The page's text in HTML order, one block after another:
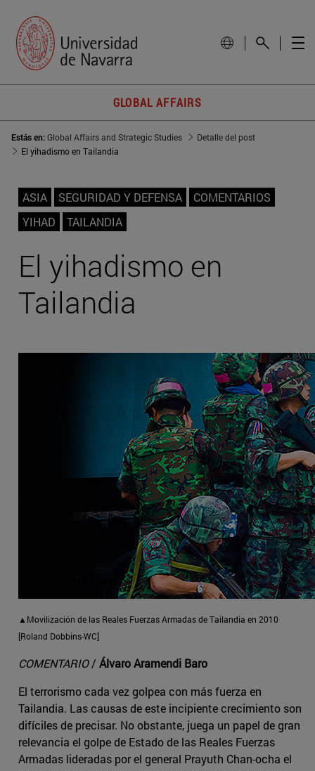
GLOBAL AFFAIRS
Estás en:Global Affairs and Strategic Studies
Detalle del post
El yihadismo en Tailandia
ASIA SEGURIDAD Y DEFENSA
COMENTARIOS
YIHAD
TAILANDIA
El yihadismo en
Tailandia
▲Movilización de las Reales Fuerzas Armadas de Tailandia en 2010
[Roland Dobbins-WC]
COMENTARIO/ Álvaro Aramendi Baro
El terrorismo cada vez golpea con más fuerza en
Tailandia. Las causas de este incipiente crecimiento son
difíciles de precisar. No obstante, juega un papel de gran
relevancia el golpe de Estado de las Reales Fuerzas
Armadas lideradas por el general Prayuth Chan-ocha el